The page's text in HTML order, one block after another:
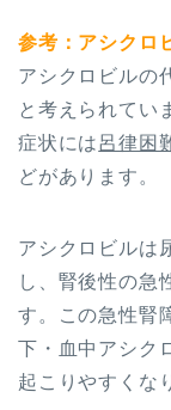
参考：アシクロ
アシクロビルの
と考えられてい
症状には呂律困
どがあります。
アシクロビルは
し、腎後性の急
す。この急性腎
下・血中アシク
起こりやすくな